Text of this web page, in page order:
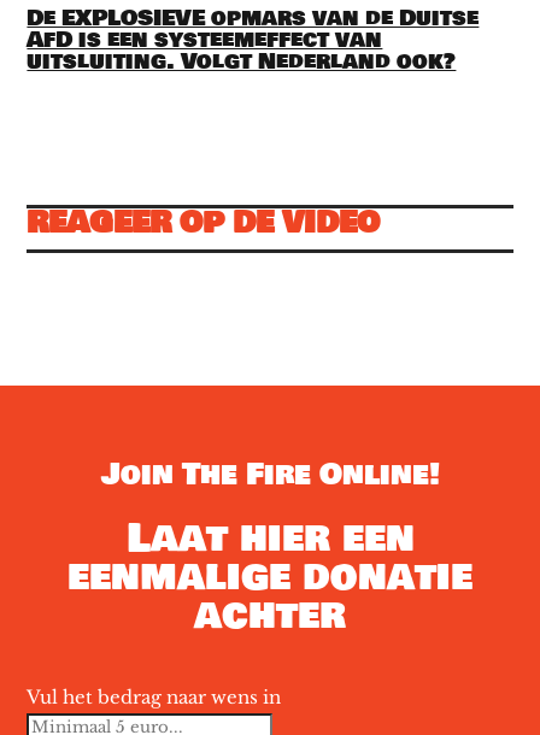
De EXPLOSIEVE opmars van de Duitse
AfD is een systeemeffect van
uitsluiting. Volgt Nederland ook?
REAGEER OP DE VIDEO
Join The Fire Online!
Laat hier een
eenmalige donatie
achter
Vul het bedrag naar wens in